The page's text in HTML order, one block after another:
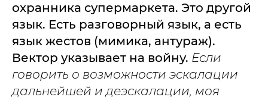
охранника супермаркета. Это другой
язык. Есть разговорный язык, а есть
язык жестов (мимика, антураж).
Вектор указывает на войну. Если
говорить о возможности эскалации
дальнейшей и деэскалации, моя